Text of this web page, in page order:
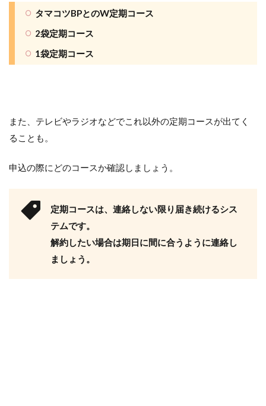
タマコツBPとのW定期コース
2袋定期コース
1袋定期コース
また、テレビやラジオなどでこれ以外の定期コースが出てく
ることも。
申込の際にどのコースか確認しましょう。
定期コースは、連絡しない限り届き続けるシス
テムです。
解約したい場合は期日に間に合うように連絡し
ましょう。